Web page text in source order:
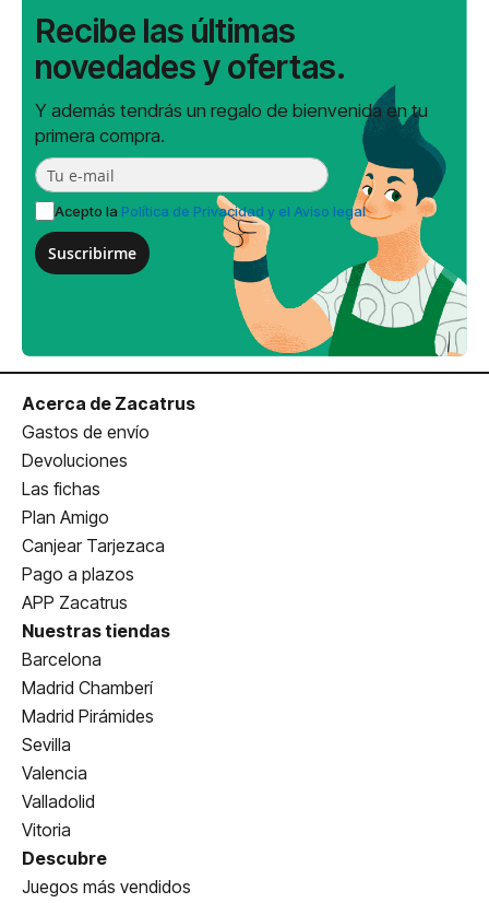
Recibe las últimas
novedades y ofertas.
Y además tendrás un regalo de bienvenida en tu
primera compra.
Acepto la Política de Privacidad y el Aviso legal
Suscribirme
Acerca de Zacatrus
Gastos de envío
Devoluciones
Las fichas
Plan Amigo
Canjear Tarjezaca
Pago a plazos
APP Zacatrus
Nuestras tiendas
Barcelona
Madrid Chamberí
Madrid Pirámides
Sevilla
Valencia
Valladolid
Vitoria
Descubre
Juegos más vendidos